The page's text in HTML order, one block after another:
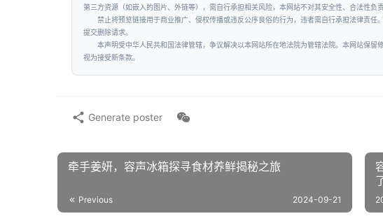
第三方资源（如嵌入的图片、外链等），需自行承担相关风险，本网站不对其安全性、合法性负责
禁止将预览链接用于商业推广、侵权传播或违反公序良俗的行为，违者需自行承担法律责
提交删除请求。
本声明受中华人民共和国法律管辖，争议解决以本网站所在地法院为管辖法院。本网站保
视为接受新条款。
Generate poster
牵手姜妍，容声冰箱探寻食材养鲜揭秘之旅
Previous 2024-09-21